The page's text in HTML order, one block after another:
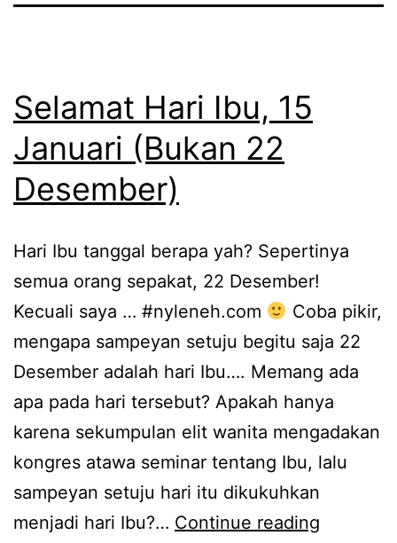
Selamat Hari Ibu, 15
Januari (Bukan 22
Desember)
Hari Ibu tanggal berapa yah? Sepertinya
semua orang sepakat, 22 Desember!
Kecuali saya … #nyleneh.com
Coba pikir,
mengapa sampeyan setuju begitu saja 22
Desember adalah hari Ibu…. Memang ada
apa pada hari tersebut? Apakah hanya
karena sekumpulan elit wanita mengadakan
kongres atawa seminar tentang Ibu, lalu
sampeyan setuju hari itu dikukuhkan
menjadi hari Ibu?… Continue reading